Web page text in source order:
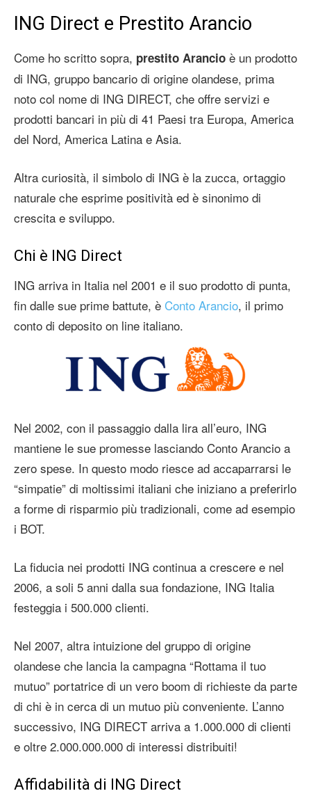
ING Direct e Prestito Arancio
Come ho scritto sopra, prestito Arancio è un prodotto
di ING, gruppo bancario di origine olandese, prima
noto col nome di ING DIRECT, che offre servizi e
prodotti bancari in più di 41 Paesi tra Europa, America
del Nord, America Latina e Asia.
Altra curiosità, il simbolo di ING è la zucca, ortaggio
naturale che esprime positività ed è sinonimo di
crescita e sviluppo.
Chi è ING Direct
ING arriva in Italia nel 2001 e il suo prodotto di punta,
fin dalle sue prime battute, è Conto Arancio, il primo
conto di deposito on line italiano.
Nel 2002, con il passaggio dalla lira all’euro, ING
mantiene le sue promesse lasciando Conto Arancio a
zero spese. In questo modo riesce ad accaparrarsi le
“simpatie” di moltissimi italiani che iniziano a preferirlo
a forme di risparmio più tradizionali, come ad esempio
i BOT.
La fiducia nei prodotti ING continua a crescere e nel
2006, a soli 5 anni dalla sua fondazione, ING Italia
festeggia i 500.000 clienti.
Nel 2007, altra intuizione del gruppo di origine
olandese che lancia la campagna “Rottama il tuo
mutuo” portatrice di un vero boom di richieste da parte
di chi è in cerca di un mutuo più conveniente. L’anno
successivo, ING DIRECT arriva a 1.000.000 di clienti
e oltre 2.000.000.000 di interessi distribuiti!
Affidabilità di ING Direct